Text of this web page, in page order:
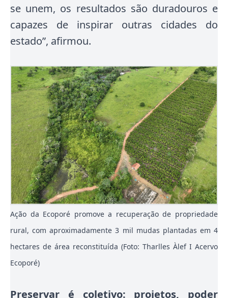
se unem, os resultados são duradouros e
capazes de inspirar outras cidades do
estado”, afirmou.
Ação da Ecoporé promove a recuperação de propriedade
rural, com aproximadamente 3 mil mudas plantadas em 4
hectares de área reconstituída (Foto: Tharlles Àlef I Acervo
Ecoporé)
Preservar é coletivo: projetos, poder